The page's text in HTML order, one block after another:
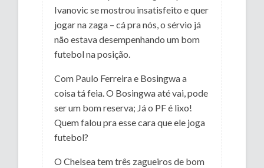
Ivanovic se mostrou insatisfeito e quer
jogar na zaga – cá pra nós, o sérvio já
não estava desempenhando um bom
futebol na posição.
Com Paulo Ferreira e Bosingwa a
coisa tá feia. O Bosingwa até vai, pode
ser um bom reserva; Já o PF é lixo!
Quem falou pra esse cara que ele joga
futebol?
O Chelsea tem três zagueiros de bom